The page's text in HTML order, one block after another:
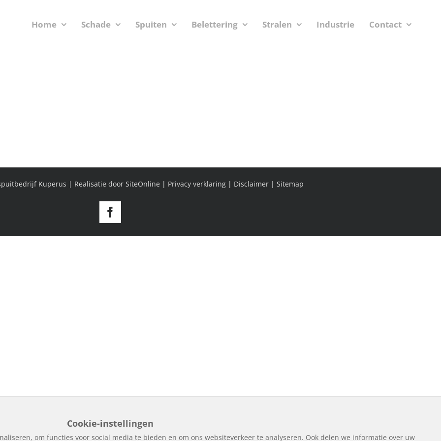
Home Schade Spuiten Belettering Stralen Industrie Contact
Kuperus | Realisatie door SiteOnline | Privacy verklaring | Disclaimer | Sitemap
Facebook
Cookie-instellingen
om functies voor social media te bieden en om ons websiteverkeer te analyseren. Ook delen we informatie over uw